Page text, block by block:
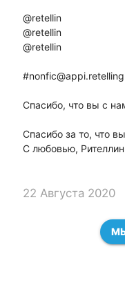
@retellin
@retellin
@retellin
#nonfic@appi.retelling
Спасибо, что вы с
Спасибо за то, что
С любовью,
22 Августа 2020